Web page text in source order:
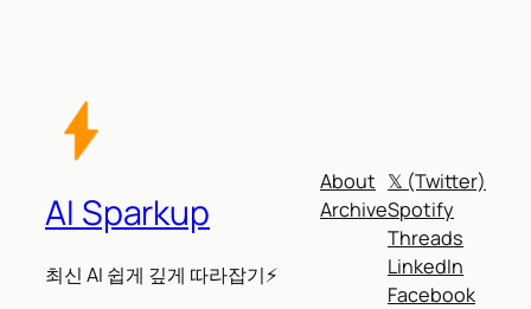
AI Sparkup
최신 AI 쉽게 깊게 따라잡기⚡
About
Archive
𝕏 (Twitter)
Spotify
Threads
LinkedIn
Facebook